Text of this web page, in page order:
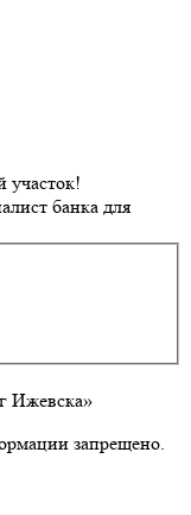
участок!
банка для
Ижевска»
запрещено.